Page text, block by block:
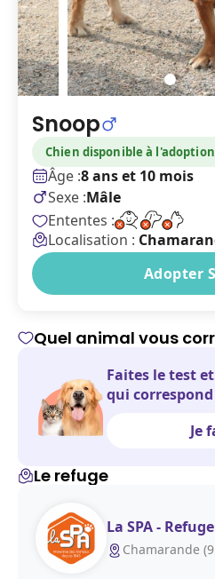
Snoop
Chien disponible à l'adoption
Âge :8 ans et 10 mois
Sexe :Mâle
Ententes :
Localisation :
Adopter
Quel animal vous
Faites le test
qui
Je
Le refuge
La SPA -
Chamarande